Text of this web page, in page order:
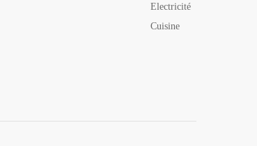
Electricité
Cuisine